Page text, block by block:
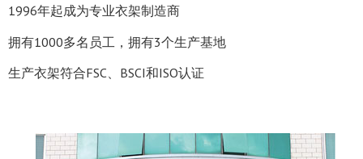
1996年起成为专业衣架制造商
拥有1000多名员工，拥有3个生产基地
生产衣架符合FSC、BSCI和ISO认证